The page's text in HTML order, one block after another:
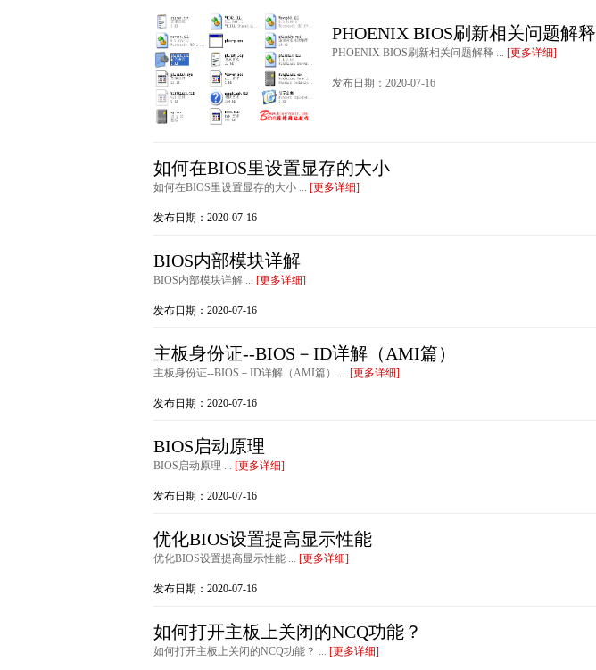
PHOENIX BIOS刷新相关问题解释
PHOENIX BIOS刷新相关问题解释 ... [更多详细]
发布日期：2020-07-16
如何在BIOS里设置显存的大小
如何在BIOS里设置显存的大小 ... [更多详细]
发布日期：2020-07-16
BIOS内部模块详解
BIOS内部模块详解 ... [更多详细]
发布日期：2020-07-16
主板身份证--BIOS－ID详解（AMI篇）
主板身份证--BIOS－ID详解（AMI篇） ... [更多详细]
发布日期：2020-07-16
BIOS启动原理
BIOS启动原理 ... [更多详细]
发布日期：2020-07-16
优化BIOS设置提高显示性能
优化BIOS设置提高显示性能 ... [更多详细]
发布日期：2020-07-16
如何打开主板上关闭的NCQ功能？
如何打开主板上关闭的NCQ功能？ ... [更多详细]